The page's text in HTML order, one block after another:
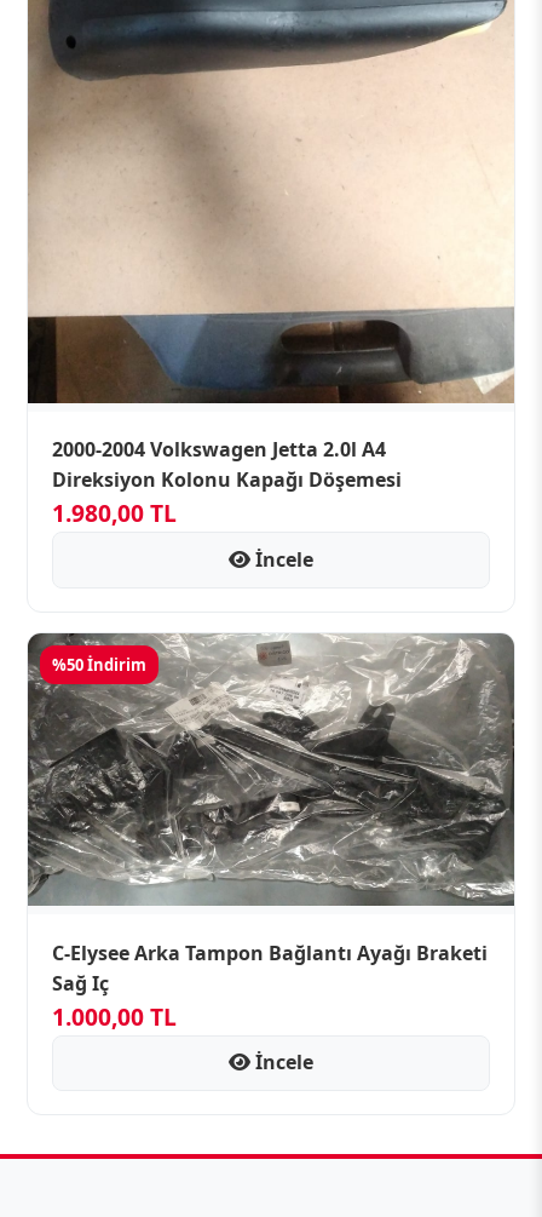
2000-2004 Volkswagen Jetta 2.0l A4
Direksiyon Kolonu Kapağı Döşemesi
1.980,00 TL
İncele
%50 İndirim
C-Elysee Arka Tampon Bağlantı Ayağı Braketi
Sağ Iç
1.000,00 TL
İncele